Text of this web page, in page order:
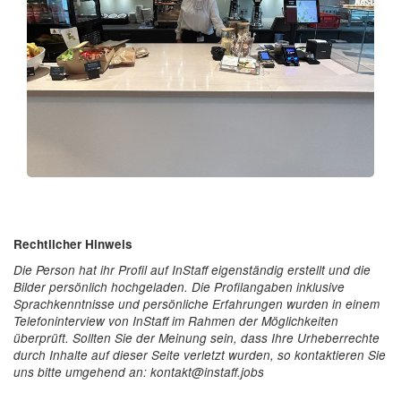
Rechtlicher Hinweis
Die Person hat ihr Profil auf InStaff eigenständig erstellt und die
Bilder persönlich hochgeladen. Die Profilangaben inklusive
Sprachkenntnisse und persönliche Erfahrungen wurden in einem
Telefoninterview von InStaff im Rahmen der Möglichkeiten
überprüft. Sollten Sie der Meinung sein, dass Ihre Urheberrechte
durch Inhalte auf dieser Seite verletzt wurden, so kontaktieren Sie
uns bitte umgehend an: kontakt@instaff.jobs